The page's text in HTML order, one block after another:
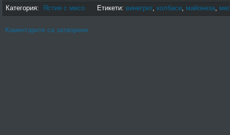
Категория: Ястия с месо Етикети: винегрет, колбаси, майонеза,
Коментарите са затворени.